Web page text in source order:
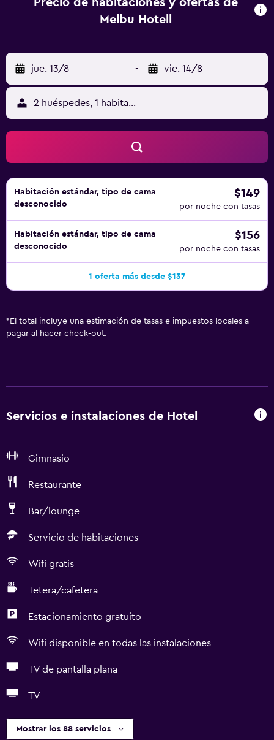
lluvia. Este hotel en Hadsel ofrece acceso a Internet wifi
servicios de ocio y esparcimiento en este hotel incluyen
centro de bienestar. Se pueden practicar las actividades
de ocio y esparcimiento que se indican más abajo en las
instalaciones o cerca del alojamiento (es posible que se
aplique un recargo).
Precio de habitaciones y ofertas de
Melbu Hotell
jue. 13/8 - vie. 14/8
2 huéspedes, 1 habitación
Habitación estándar, tipo de cama
desconocido
$149
por noche con tasas
Habitación estándar, tipo de cama
desconocido
$156
por noche con tasas
1 oferta más desde $137
* El total incluye una estimación de tasas e impuestos locales a
pagar al hacer check-out.
Servicios e instalaciones de Hotel
Gimnasio
Restaurante
Bar/lounge
Servicio de habitaciones
Wifi gratis
Tetera/cafetera
Estacionamiento gratuito
Wifi disponible en todas las instalaciones
TV de pantalla plana
TV
Mostrar los 88 servicios